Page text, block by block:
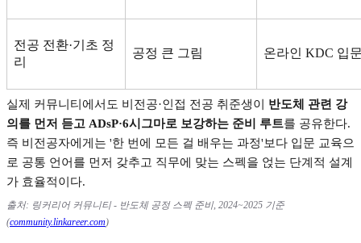
전공 전환·기초 정
리
공정 큰 그림 온라인 KDC 입
실제 커뮤니티에서도 비전공·인접 전공 취준생이 반도체 관련 강
의를 먼저 듣고 ADsP·6시그마로 보강하는 준비 루트를 공유한다.
즉 비전공자에게는 '한 번에 모든 걸 배우는 과정'보다 입문 교육으
로 공통 언어를 먼저 갖추고 직무에 맞는 스펙을 얹는 단계적 설계
가 효율적이다.
출처: 링커리어 커뮤니티- 반도체 공정 스펙 준비, 2024~2025 기준
(community.linkareer.com)